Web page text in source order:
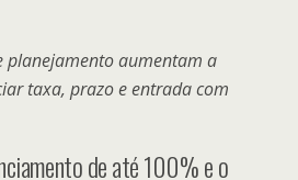
planejamento aumentam a
taxa, prazo e entrada com
de até 100% e o